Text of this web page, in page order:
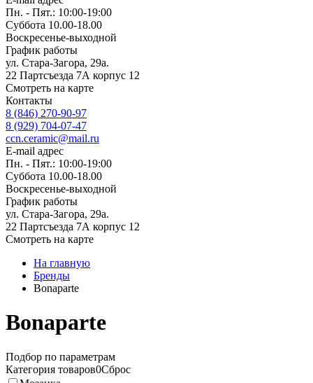
Пн. - Пят.: 10:00-19:00
Суббота 10.00-18.00
Воскресенье-выходной
График работы
ул. Стара-Загора, 29а.
22 Партсъезда 7А корпус 12
Смотреть на карте
Контакты
8 (846) 270-90-97
8 (929) 704-07-47
ccn.ceramic@mail.ru
E-mail адрес
Пн. - Пят.: 10:00-19:00
Суббота 10.00-18.00
Воскресенье-выходной
График работы
ул. Стара-Загора, 29а.
22 Партсъезда 7А корпус 12
Смотреть на карте
На главную
Бренды
Bonaparte
Bonaparte
Подбор по параметрам
Категория товаров0Сброс